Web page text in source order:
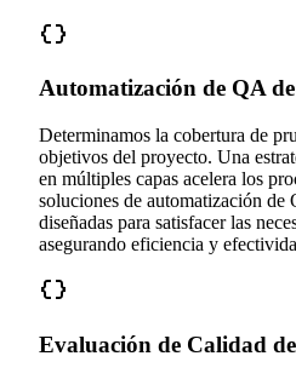
Automatización de QA
Determinamos la cobertura de
objetivos del proyecto. Una
en múltiples capas acelera los
soluciones de automatización de
diseñadas para satisfacer las
asegurando eficiencia y
Evaluación de Calidad